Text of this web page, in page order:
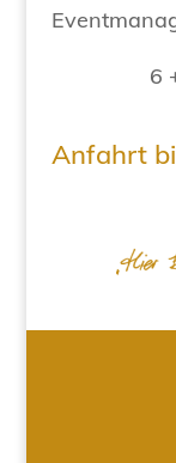
6
Anfahrt